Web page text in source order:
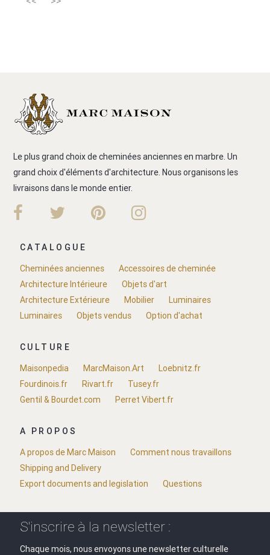
Le plus grand choix de cheminées anciennes en marbre. Un
grand choix d'éléments d'architecture. Nous organisons les
livraisons dans le monde entier.
CATALOGUE
Cheminées anciennes
Accessoires de cheminée
Architecture Intérieure
Objets d'art
Architecture Extérieure
Mobilier
Luminaires
Luminaires
Objets vendus Option d'achat
CULTURE
Maisonpedia
MarcMaison.Art
Loebnitz.fr
Fourdinois.fr
Rivart.fr
Tusey.fr
Gentil & Bourdet.com
Perret Vibert.fr
A PROPOS
A propos de Marc Maison
Comment nous travaillons
Shipping and Delivery
Export documents and legislation
Questions
S'inscrire à la newsletter :
Chaque mois, nous envoyons une newsletter culturelle